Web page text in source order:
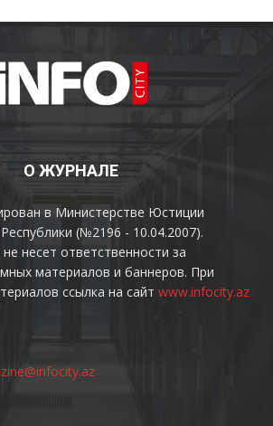
О ЖУРНАЛЕ
в Министерстве Юстиции
(№2196 - 10.04.2007).
несет ответственности за
материалов и баннеров. При
ссылка на сайт www.infocity.az